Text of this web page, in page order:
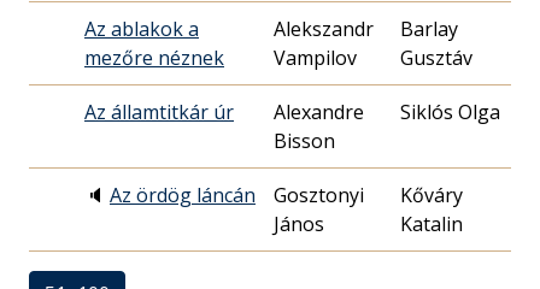
Az ablakok a
mezőre néznek
Alekszandr
Vampilov
Barlay
Gusztáv
Az államtitkár úr
Alexandre
Bisson
Siklós Olga
🔈 Az ördög láncán
Gosztonyi
János
Kőváry
Katalin